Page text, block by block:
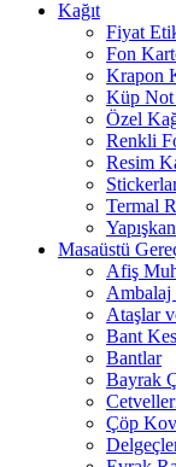
Kağıt
Fiyat
Fon
Krapon
Küp Not
Özel
Renkli
Resim
Termal
Masaüstü
Afiş
Ambalaj
Ataşlar
Bant
Bantlar
Bayrak
Çöp